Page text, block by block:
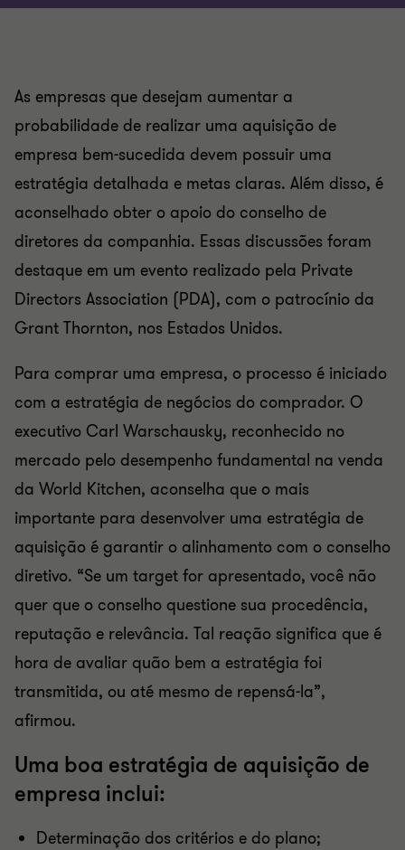
As empresas que desejam aumentar a
probabilidade de realizar uma aquisição de
empresa bem-sucedida devem possuir uma
estratégia detalhada e metas claras. Além disso, é
aconselhado obter o apoio do conselho de
diretores da companhia. Essas discussões foram
destaque em um evento realizado pela Private
Directors Association (PDA), com o patrocínio da
Grant Thornton, nos Estados Unidos.
Para comprar uma empresa, o processo é iniciado
com a estratégia de negócios do comprador. O
executivo Carl Warschausky, reconhecido no
mercado pelo desempenho fundamental na venda
da World Kitchen, aconselha que o mais
importante para desenvolver uma estratégia de
aquisição é garantir o alinhamento com o conselho
diretivo. “Se um target for apresentado, você não
quer que o conselho questione sua procedência,
reputação e relevância. Tal reação significa que é
hora de avaliar quão bem a estratégia foi
transmitida, ou até mesmo de repensá-la”,
afirmou.
Uma boa estratégia de aquisição de
empresa inclui:
Determinação dos critérios e do plano;